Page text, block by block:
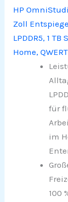
HP
Zoll
LPDDR5, 1
Home,
für
im
100